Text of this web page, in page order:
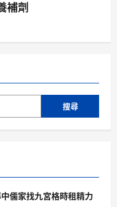
補劑
搜尋
儒家找九宮格時租精力